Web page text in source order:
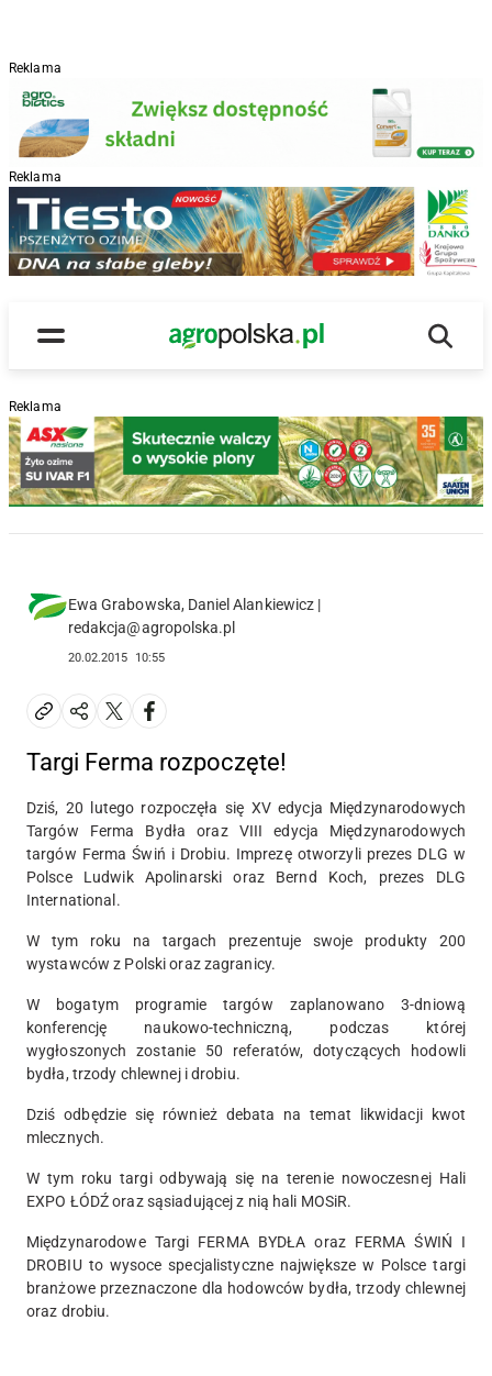
Reklama
Reklama
Menu
Main Logo
Reklama
Ewa Grabowska, Daniel Alankiewicz |
redakcja@agropolska.pl
20.02.2015 10:55
Targi Ferma rozpoczęte!
Dziś, 20 lutego rozpoczęła się XV edycja Międzynarodowych
Targów Ferma Bydła oraz VIII edycja Międzynarodowych
targów Ferma Świń i Drobiu. Imprezę otworzyli prezes DLG w
Polsce Ludwik Apolinarski oraz Bernd Koch, prezes DLG
International.
W tym roku na targach prezentuje swoje produkty 200
wystawców z Polski oraz zagranicy.
W bogatym programie targów zaplanowano 3-dniową
konferencję naukowo-techniczną, podczas której
wygłoszonych zostanie 50 referatów, dotyczących hodowli
bydła, trzody chlewnej i drobiu.
Dziś odbędzie się również debata na temat likwidacji kwot
mlecznych.
W tym roku targi odbywają się na terenie nowoczesnej Hali
EXPO ŁÓDŹ oraz sąsiadującej z nią hali MOSiR.
Międzynarodowe Targi FERMA BYDŁA oraz FERMA ŚWIŃ I
DROBIU to wysoce specjalistyczne największe w Polsce targi
branżowe przeznaczone dla hodowców bydła, trzody chlewnej
oraz drobiu.